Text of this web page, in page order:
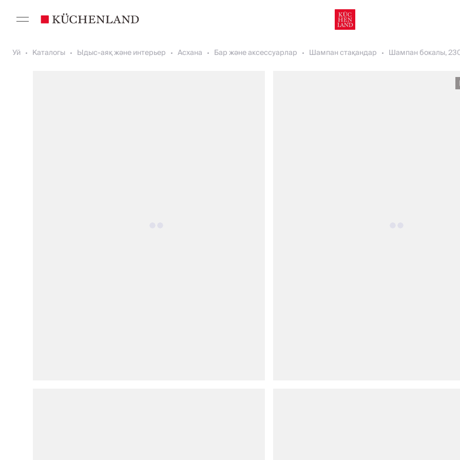
Уй Каталогы Ыдыс-аяқ және интерьер Асхана Бар және аксессуарлар Шампан стақандар Шампан бокалы,